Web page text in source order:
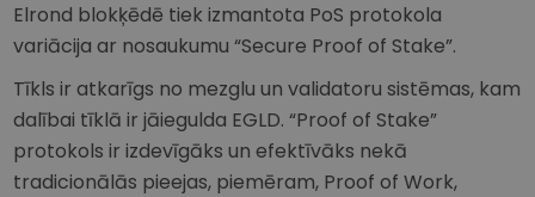
Elrond blokķēdē tiek izmantota PoS protokola
variācija ar nosaukumu “Secure Proof of Stake”.
Tīkls ir atkarīgs no mezglu un validatoru sistēmas, kam
dalībai tīklā ir jāiegulda EGLD. “Proof of Stake”
protokols ir izdevīgāks un efektīvāks nekā
tradicionālās pieejas, piemēram, Proof of Work,